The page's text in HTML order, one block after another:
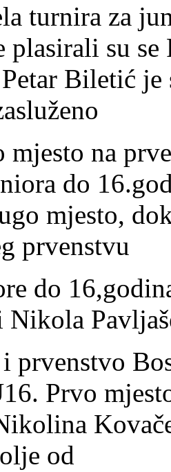
turnira za
plasirali su
Biletić
na
do
mjesto,
prvenstvu
do
prvenstvo
Prvo
od